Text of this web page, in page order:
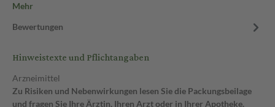
Mehr
Bewertungen
Hinweistexte und Pflichtangaben
Arzneimittel
Zu Risiken und Nebenwirkungen lesen Sie die Packungsbeilage
und fragen Sie Ihre Ärztin, Ihren Arzt oder in Ihrer Apotheke.